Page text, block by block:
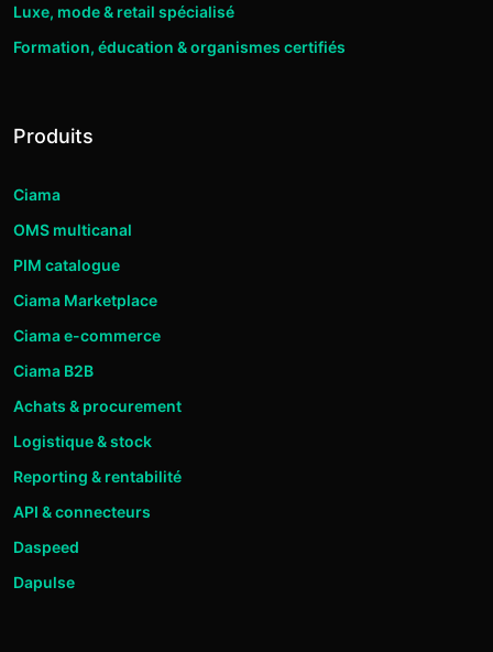
Luxe, mode & retail spécialisé
Formation, éducation & organismes certifiés
Produits
Ciama
OMS multicanal
PIM catalogue
Ciama Marketplace
Ciama e-commerce
Ciama B2B
Achats & procurement
Logistique & stock
Reporting & rentabilité
API & connecteurs
Daspeed
Dapulse